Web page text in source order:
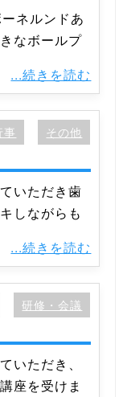
ネルンドあ
なボールプ
...続きを読む
事 その他
いただき歯
しながらも
...続きを読む
研修・会議
いただき、
座を受けま